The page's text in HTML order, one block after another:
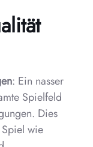
: Ein nasser
Spielfeld
Dies
wie